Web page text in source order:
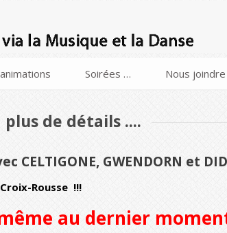
Soirées … Nous joindre
plus de détails ....
CELTIGONE, GWENDORN et
Rousse !!!
au dernier